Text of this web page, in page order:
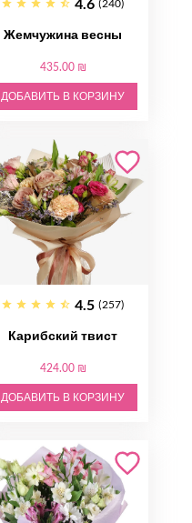
(240)
Жемчужина весны
435.00 ₪
ДОБАВИТЬ В КОРЗИНУ
4.5 (257)
Карибский твист
424.00 ₪
ДОБАВИТЬ В КОРЗИНУ